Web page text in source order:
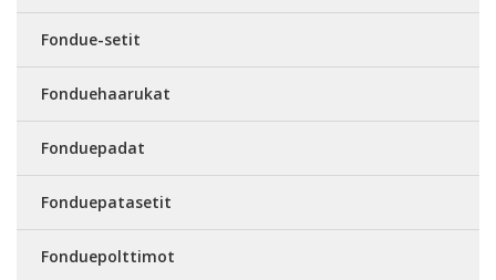
Fondue-setit
Fonduehaarukat
Fonduepadat
Fonduepatasetit
Fonduepolttimot